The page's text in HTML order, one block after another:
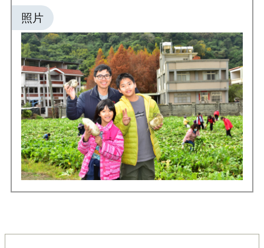
照片